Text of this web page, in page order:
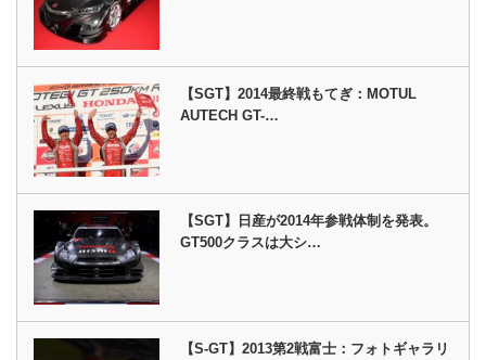
【SGT】2014最終戦もてぎ：MOTUL
AUTECH GT-…
【SGT】日産が2014年参戦体制を発表。
GT500クラスは大シ…
【S-GT】2013第2戦富士：フォトギャラリ